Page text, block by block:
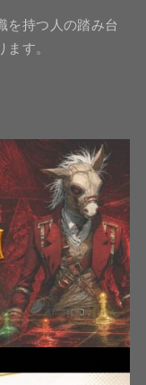
を持つ人の踏み台
す。